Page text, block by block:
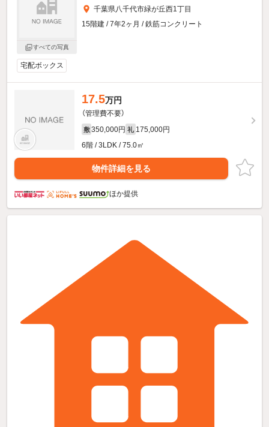
すべての写真
千葉県八千代市緑が丘西1丁目
15階建 / 7年2ヶ月 / 鉄筋コンクリート
宅配ボックス
17.5万円
（管理費不要）
敷 350,000円 礼 175,000円
6階 / 3LDK / 75.0㎡
物件詳細を見る
ほか提供